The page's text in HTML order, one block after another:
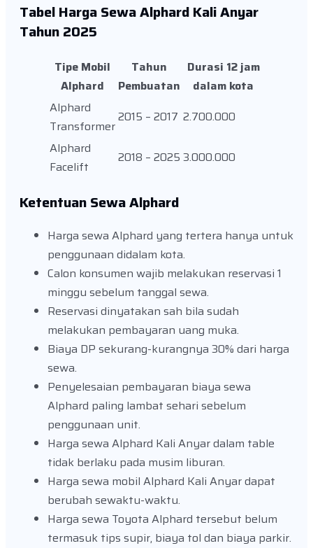
Tabel Harga Sewa Alphard Kali Anyar
Tahun 2025
Tipe Mobil
Alphard
Tahun
Pembuatan
Durasi 12 jam
dalam kota
Alphard
Transformer
2015 – 2017 2.700.000
Alphard
Facelift
2018 – 2025 3.000.000
Ketentuan Sewa Alphard
Harga sewa Alphard yang tertera hanya untuk
penggunaan didalam kota.
Calon konsumen wajib melakukan reservasi 1
minggu sebelum tanggal sewa.
Reservasi dinyatakan sah bila sudah
melakukan pembayaran uang muka.
Biaya DP sekurang-kurangnya 30% dari harga
sewa.
Penyelesaian pembayaran biaya sewa
Alphard paling lambat sehari sebelum
penggunaan unit.
Harga sewa Alphard Kali Anyar dalam table
tidak berlaku pada musim liburan.
Harga sewa mobil Alphard Kali Anyar dapat
berubah sewaktu-waktu.
Harga sewa Toyota Alphard tersebut belum
termasuk tips supir, biaya tol dan biaya parkir.